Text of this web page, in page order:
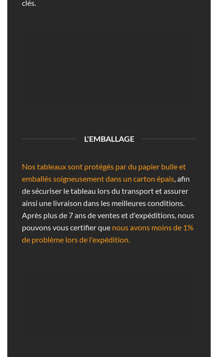
clés.
L'EMBALLAGE
Nos tableaux sont protégés par du papier bulle et
emballés soigneusement dans un carton épais, afin
de sécuriser le tableau lors du transport et assurer
ainsi une livraison dans les meilleures conditions.
Après plus de 7 ans de ventes et d'expéditions, nous
pouvons vous certifier que nous avons moins de 1%
de problème lors de l'expédition.